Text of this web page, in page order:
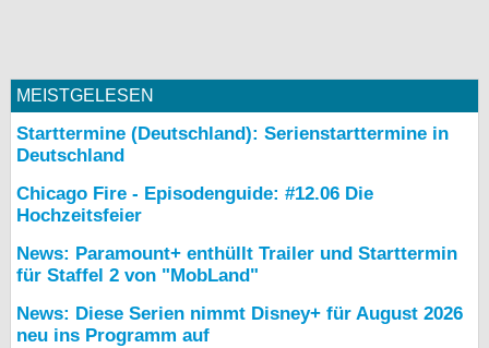
MEISTGELESEN
Starttermine (Deutschland): Serienstarttermine in
Deutschland
Chicago Fire - Episodenguide: #12.06 Die
Hochzeitsfeier
News: Paramount+ enthüllt Trailer und Starttermin
für Staffel 2 von "MobLand"
News: Diese Serien nimmt Disney+ für August 2026
neu ins Programm auf